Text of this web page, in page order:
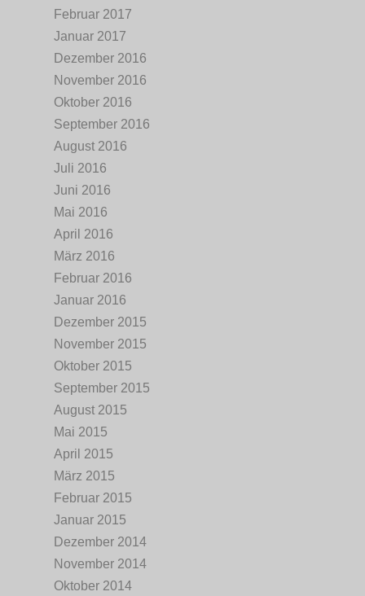
Februar 2017
Januar 2017
Dezember 2016
November 2016
Oktober 2016
September 2016
August 2016
Juli 2016
Juni 2016
Mai 2016
April 2016
März 2016
Februar 2016
Januar 2016
Dezember 2015
November 2015
Oktober 2015
September 2015
August 2015
Mai 2015
April 2015
März 2015
Februar 2015
Januar 2015
Dezember 2014
November 2014
Oktober 2014